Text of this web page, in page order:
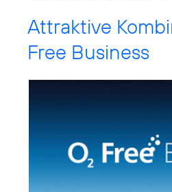
Attraktive
Free Business